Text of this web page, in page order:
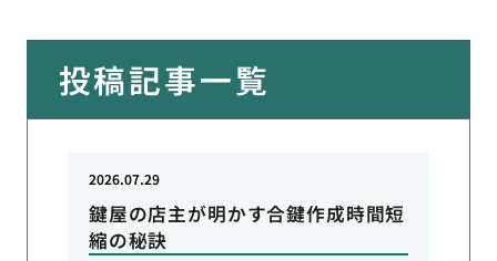
投稿記事一覧
鍵屋の店主が明かす合鍵作成時間短
縮の秘訣
2026.07.29